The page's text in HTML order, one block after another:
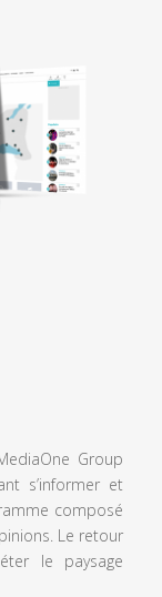
Group
s’informer et
composé
Le retour
le paysage